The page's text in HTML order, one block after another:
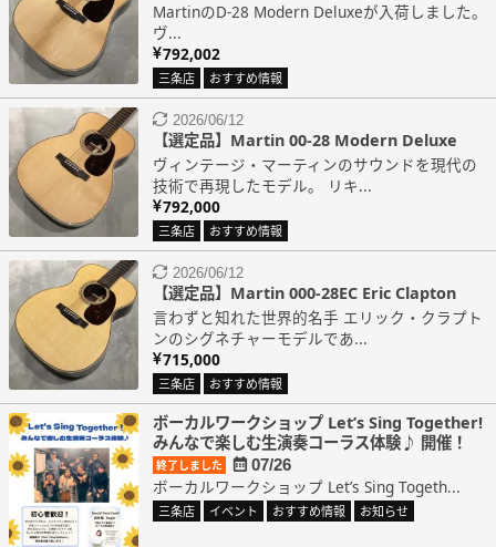
MartinのD-28 Modern Deluxeが入荷しました。
ヴ...
792,002
三条店 おすすめ情報
2026/06/12
【選定品】Martin 00-28 Modern Deluxe
ヴィンテージ・マーティンのサウンドを現代の
技術で再現したモデル。 リキ...
792,000
三条店 おすすめ情報
2026/06/12
【選定品】Martin 000-28EC Eric Clapton
言わずと知れた世界的名手 エリック・クラプト
ンのシグネチャーモデルであ...
715,000
三条店 おすすめ情報
ボーカルワークショップ Let’s Sing Together!
みんなで楽しむ生演奏コーラス体験♪ 開催！
終了しました 07/26
ボーカルワークショップ Let’s Sing Togeth...
三条店 イベント おすすめ情報 お知らせ